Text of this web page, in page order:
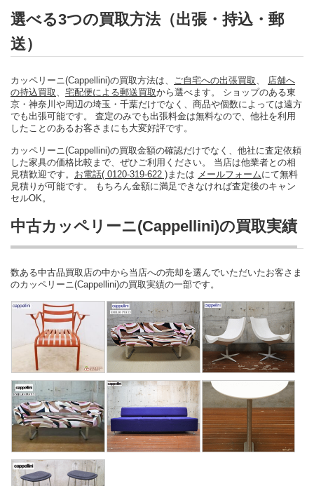
選べる3つの買取方法（出張・持込・郵
送）
カッペリーニ(Cappellini)の買取方法は、 ご自宅への出張買取
店舗へ
の持込買取
宅配便による郵送買取から選べます。 ショップのある東
京・神奈川や周辺の埼玉・千葉だけでなく、商品や個数によっては遠方
でも出張可能です。 査定のみでも出張料金は無料なので、他社を利用
したことのあるお客さまにも大変好評です。
カッペリーニ(Cappellini)の買取金額の確認だけでなく、他社に査定依頼
した家具の価格比較まで、ぜひご利用ください。 当店は他業者との相
見積歓迎です。 お電話( 0120-319-622 ) または メールフォームにて無料
見積りが可能です。 もちろん金額に満足できなければ査定後のキャン
セルOK。
中古カッペリーニ(Cappellini)の買取実績
数ある中古品買取店の中から当店への売却を選んでいただいたお客さま
のカッペリーニ(Cappellini)の買取実績の一部です。